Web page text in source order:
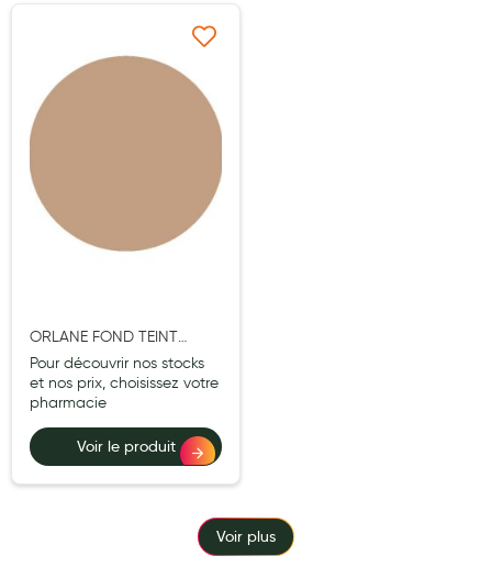
Prothèses mammaires externes
Médication familiale
Les marques
My Privilege
ORLANE FOND TEINT
COMPACT ENSOLEILLE SPF
50 N3 12G
Pour découvrir nos stocks
et nos prix, choisissez votre
pharmacie
Voir le produit
Ajouter à ma liste d’envie
Voir plus